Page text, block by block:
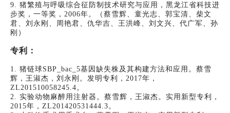
9. 猪繁殖与呼吸综合征防制技术研究与应用，黑龙江省科技进
步奖，一等奖，2006年。（蔡雪辉、童光志、郭宝清、柴文
君、刘永刚、周艳君、仇华吉、王洪峰、刘文兴、代广军、孙
刚）
专利：
1. 猪链球SBP_bac_5基因缺失株及其构建方法和应用。蔡雪
辉，王淑杰，刘永刚。发明专利，2017年，
ZL201510058245.4。
2. 实验动物麻醉用注射器。蔡雪辉，王淑杰。实用新型专利，
2015年，ZL201420531444.3。